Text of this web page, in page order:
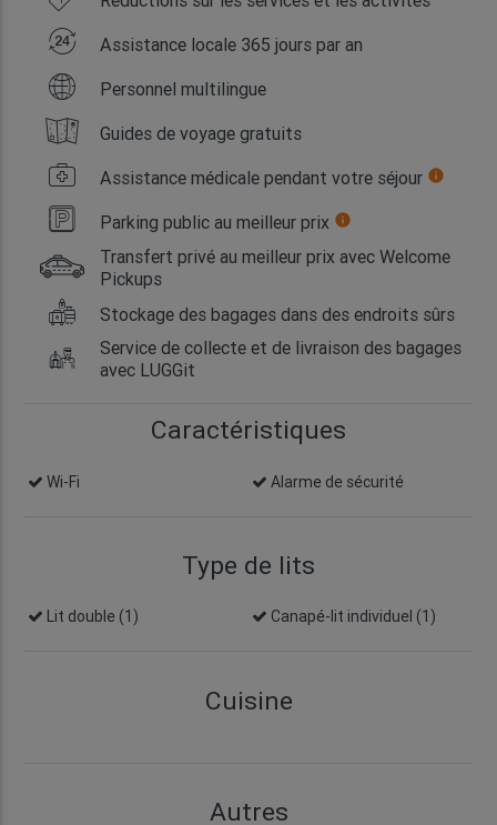
Assistance locale 365 jours par an
Personnel multilingue
Guides de voyage gratuits
Assistance médicale pendant votre séjour info
Parking public au meilleur prix info
Transfert privé au meilleur prix avec Welcome
Pickups
Stockage des bagages dans des endroits sûrs
Service de collecte et de livraison des bagages
avec LUGGit
Caractéristiques
Wi-Fi Alarme de sécurité
Type de lits
Lit double (1) Canapé-lit individuel (1)
Cuisine
Autres